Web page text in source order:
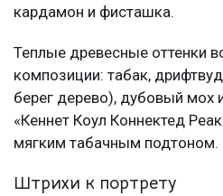
кардамон и фисташка.
Теплые древесные оттенки
композиции: табак,
берег дерево), дубовый мох
«Кеннет Коул Коннектед
мягким табачным подтоном.
Штрихи к портрету